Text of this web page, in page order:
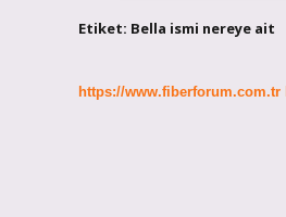
Etiket: Bella ismi nereye ait
https://www.fiberforum.com.tr